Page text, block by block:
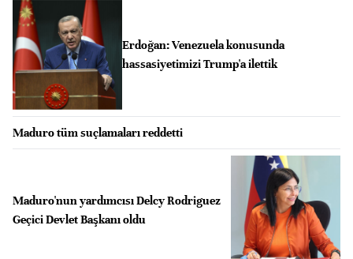
Erdoğan: Venezuela konusunda
hassasiyetimizi Trump'a ilettik
Maduro tüm suçlamaları reddetti
Maduro'nun yardımcısı Delcy Rodriguez
Geçici Devlet Başkanı oldu